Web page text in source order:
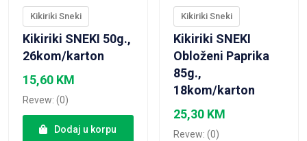
Kikiriki Sneki
Kikiriki SNEKI 50g.,
26kom/karton
15,60 KM
Revew: (0)
Dodaj u korpu
Kikiriki Sneki
Kikiriki SNEKI
Obloženi Paprika
85g.,
18kom/karton
25,30 KM
Revew: (0)